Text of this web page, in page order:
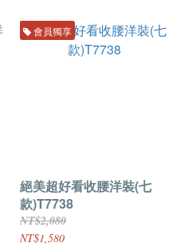
會員獨享
絕美超好看收腰洋裝(七
款)T7738
NT$2,080
NT$1,580